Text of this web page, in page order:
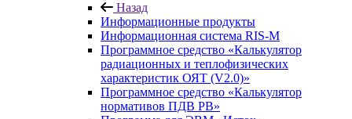
Назад
Информационные продукты
Информационная система RIS-M
Программное средство «Калькулятор
радиационных и теплофизических
характеристик ОЯТ (V2.0)»
Программное средство «Калькулятор
нормативов ПДВ РВ»